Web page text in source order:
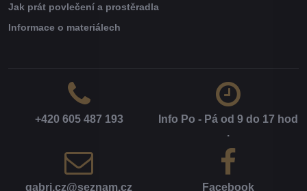
Jak prát povlečení a prostěradla
Informace o materiálech
+420 605 487 193
Info Po - Pá od 9 do 17 hod​
.
gabri​.cz​@seznam​.cz Facebook